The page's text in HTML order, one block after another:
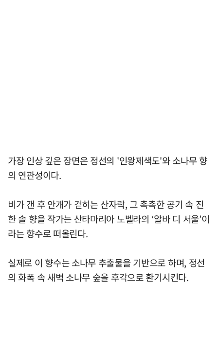
가장 인상 깊은 장면은 정선의 '인왕제색도'와 소나무 향
의 연관성이다.
비가 갠 후 안개가 걷히는 산자락, 그 촉촉한 공기 속 진
한 솔 향을 작가는 산타마리아 노벨라의 ‘알바 디 서울’이
라는 향수로 떠올린다.
실제로 이 향수는 소나무 추출물을 기반으로 하며, 정선
의 화폭 속 새벽 소나무 숲을 후각으로 환기시킨다.